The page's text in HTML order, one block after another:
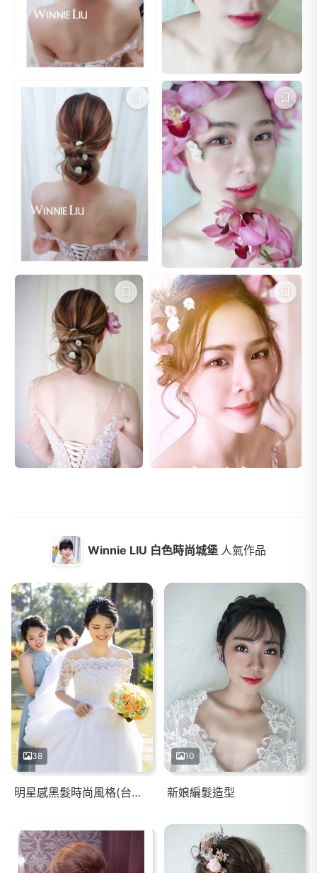
Winnie LIU 白色時尚城堡 人氣作品
38
明星感黑髮時尚風格(台南桂田)
10
新娘編髮造型